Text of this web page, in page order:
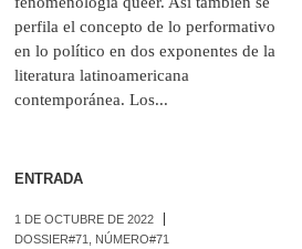
perfila el concepto de lo performativo
en lo político en dos exponentes de la
literatura latinoamericana
contemporánea. Los...
ENTRADA
1 DE OCTUBRE DE 2022
DOSSIER#71
NÚMERO#71